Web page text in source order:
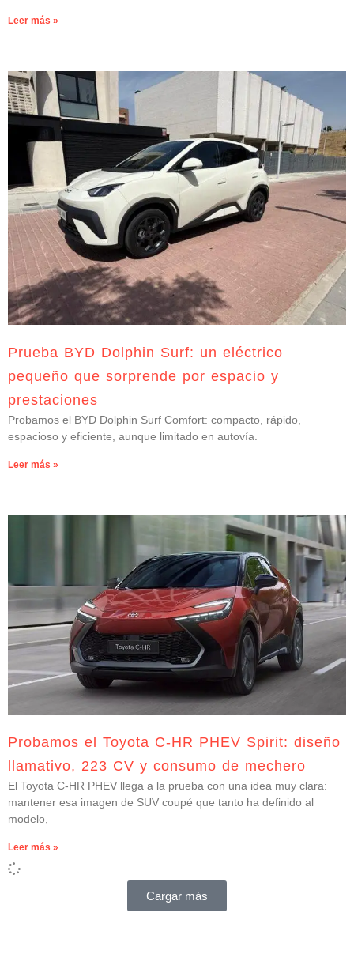
Leer más »
Prueba BYD Dolphin Surf: un eléctrico
pequeño que sorprende por espacio y
prestaciones
Probamos el BYD Dolphin Surf Comfort: compacto, rápido,
espacioso y eficiente, aunque limitado en autovía.
Leer más »
Probamos el Toyota C-HR PHEV Spirit: diseño
llamativo, 223 CV y consumo de mechero
El Toyota C-HR PHEV llega a la prueba con una idea muy clara:
mantener esa imagen de SUV coupé que tanto ha definido al
modelo,
Leer más »
Cargar más